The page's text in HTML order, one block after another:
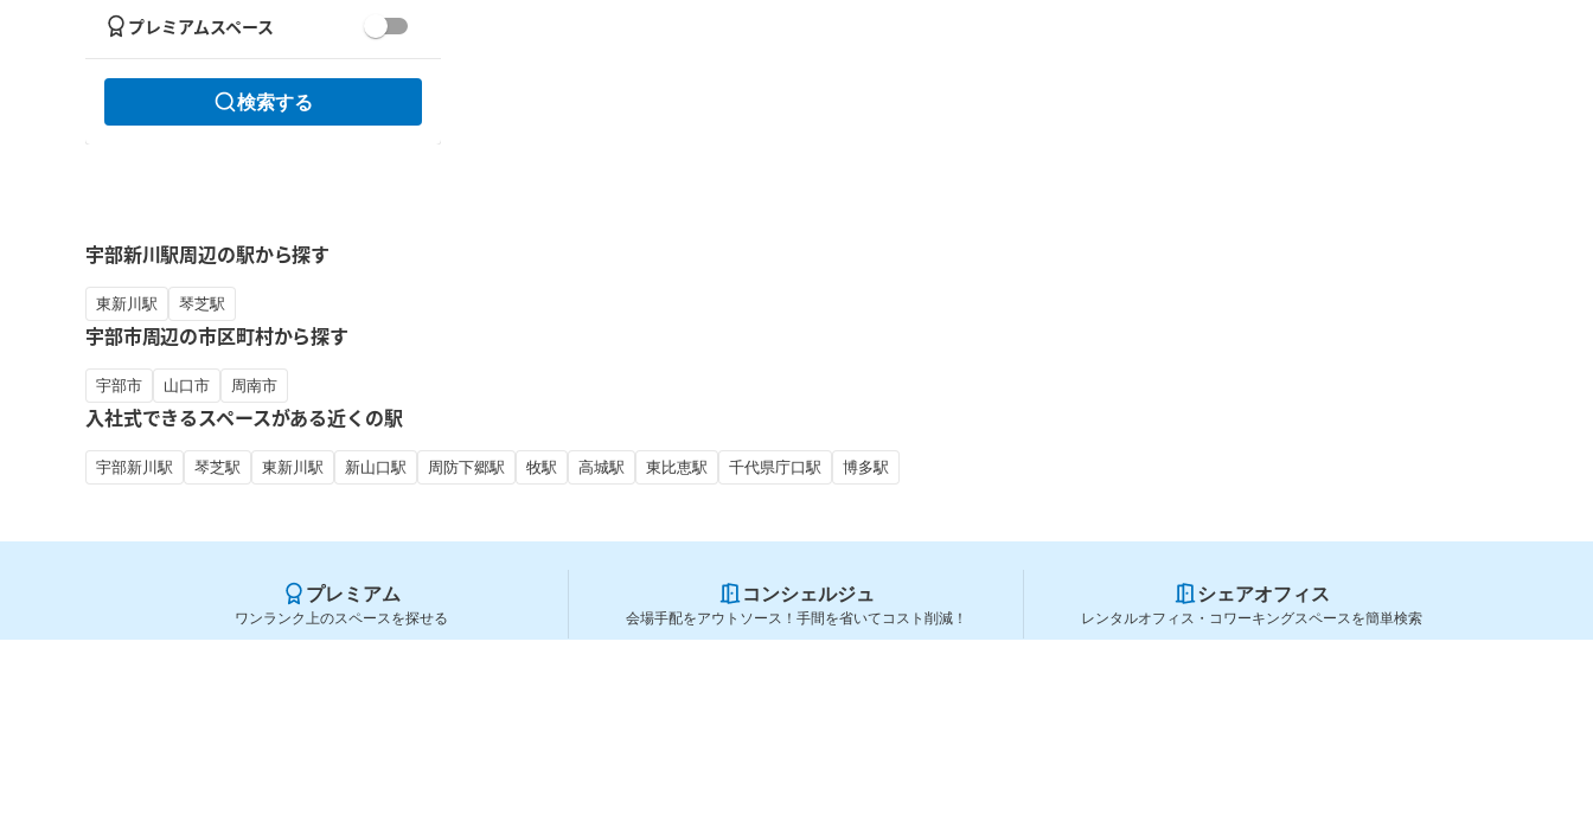
プレミアムスペース
検索する
宇部新川駅周辺の駅から探す
東新川駅 琴芝駅
宇部市周辺の市区町村から探す
宇部市 山口市 周南市
入社式できるスペースがある近くの駅
宇部新川駅 琴芝駅 東新川駅 新山口駅 周防下郷駅 牧駅 高城駅 東比恵駅 千代県庁口駅 博多駅
プレミアム
ワンランク上のスペースを探せる
コンシェルジュ
会場手配をアウトソース！手間を省いてコスト削減！
シェアオフィス
レンタルオフィス・コワーキングスペースを簡単検索